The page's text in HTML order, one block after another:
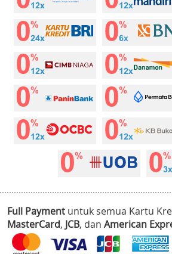
Full Payment untuk semua Kartu
MasterCard, JCB, dan American